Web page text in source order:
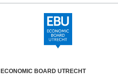
ECONOMIC BOARD UTRECHT